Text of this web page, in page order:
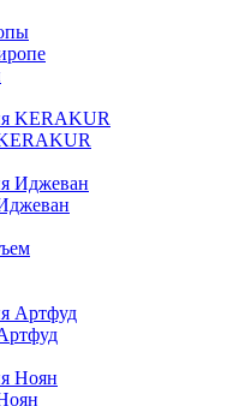
KERAKUR
Иджеван
Артфуд
Ноян